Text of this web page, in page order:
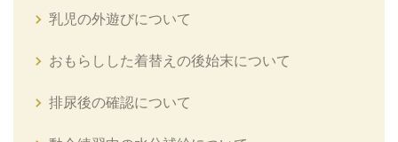
乳児の外遊びについて
おもらしした着替えの後始末について
排尿後の確認について